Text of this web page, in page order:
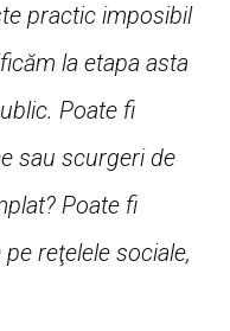
practic imposibil
la etapa asta
Poate fi
sau scurgeri de
Poate fi
reţelele sociale,